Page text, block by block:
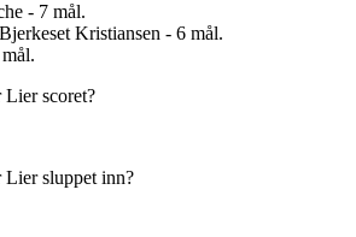
- 7 mål.
Kristiansen - 6 mål.
Lier scoret?
Lier sluppet inn?